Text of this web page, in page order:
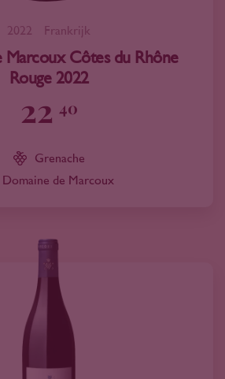
2022 Frankrijk
Marcoux Côtes du Rhône
Rouge 2022
22 40
Grenache
Domaine de Marcoux